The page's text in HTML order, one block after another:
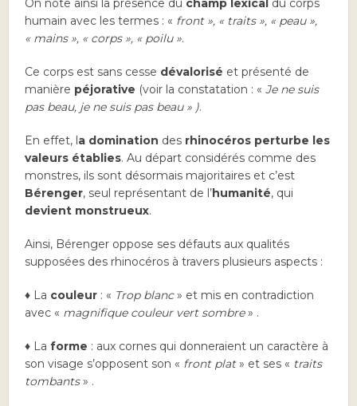
humain avec les termes : « front », « traits », « peau »,
« mains », « corps », « poilu ».
Ce corps est sans cesse dévalorisé et présenté de
manière péjorative (voir la constatation : «Je ne suis
pas beau, je ne suis pas beau » ).
En effet, la domination des rhinocéros perturbe les
valeurs établies. Au départ considérés comme des
monstres, ils sont désormais majoritaires et c’est
Bérenger, seul représentant de l’humanité, qui
devient monstrueux.
Ainsi, Bérenger oppose ses défauts aux qualités
supposées des rhinocéros à travers plusieurs aspects :
♦ La couleur : « Trop blanc» et mis en contradiction
avec « magnifique couleur vert sombre» .
♦ Laforme : aux cornes qui donneraient un caractère à
son visage s’opposent son « front plat» et ses « traits
tombants» .